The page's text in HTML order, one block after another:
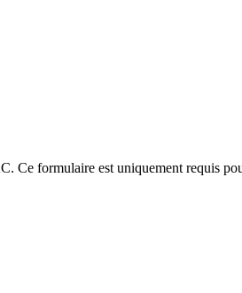
Ce formulaire est uniquement requis